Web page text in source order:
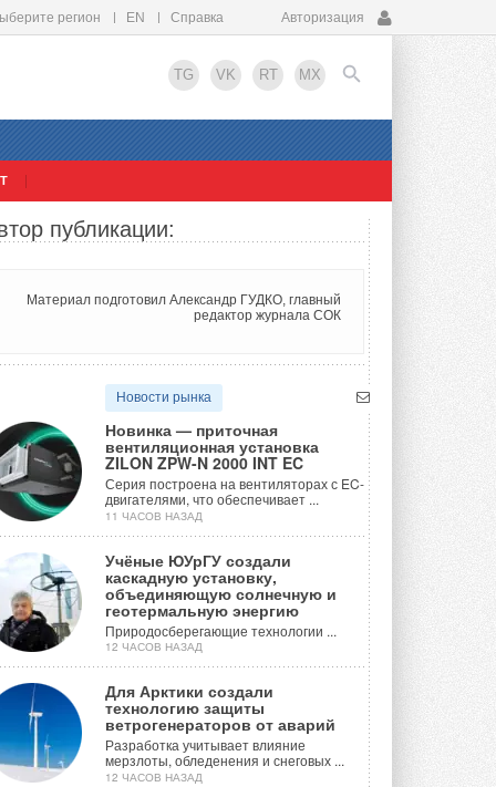
регион EN Справка Авторизация
TG VK RT MX
EN
публикации:
Материал подготовил Александр ГУДКО, главный
редактор журнала СОК
Новости рынка
Новинка — приточная
вентиляционная установка
ZILON ZPW-N 2000 INT EC
Серия построена на вентиляторах с EC-
двигателями, что обеспечивает ...
11 ЧАСОВ НАЗАД
Учёные ЮУрГУ создали
каскадную установку,
объединяющую солнечную и
геотермальную энергию
Природосберегающие технологии ...
12 ЧАСОВ НАЗАД
Для Арктики создали
технологию защиты
ветрогенераторов от аварий
Разработка учитывает влияние
мерзлоты, обледенения и снеговых ...
12 ЧАСОВ НАЗАД